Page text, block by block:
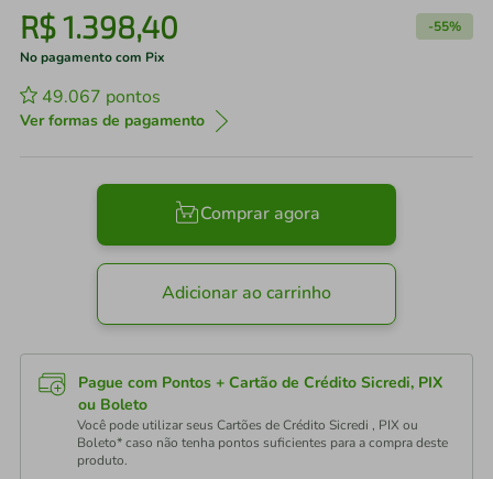
R$1.398,40 -55%
No pagamento com Pix
49.067 pontos
Ver formas de pagamento
Comprar agora
Adicionar ao carrinho
Pague com Pontos + Cartão de Crédito Sicredi, PIX
ou Boleto
Você pode utilizar seus Cartões de Crédito Sicredi , PIX ou
Boleto* caso não tenha pontos suficientes para a compra deste
produto.